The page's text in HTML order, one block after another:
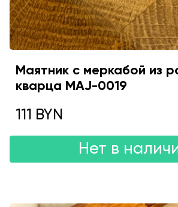
Маятник с меркабой из
кварца MAJ-0019
111 BYN
Нет в